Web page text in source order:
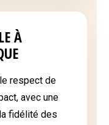
À
respect de
avec une
fidélité des